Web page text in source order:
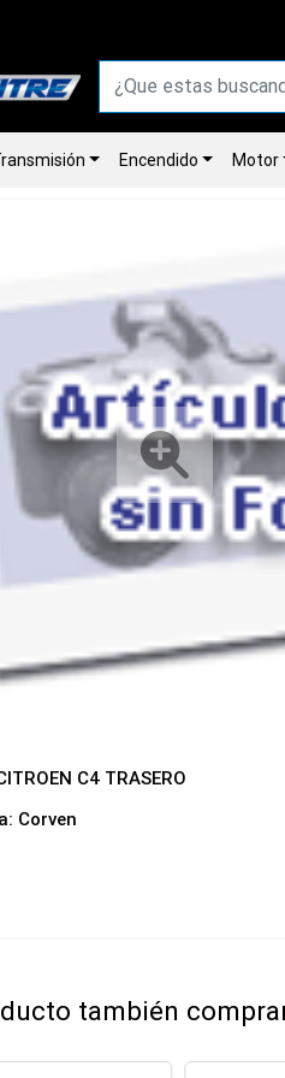
Encendido Motor
C4 TRASERO
Corven
también